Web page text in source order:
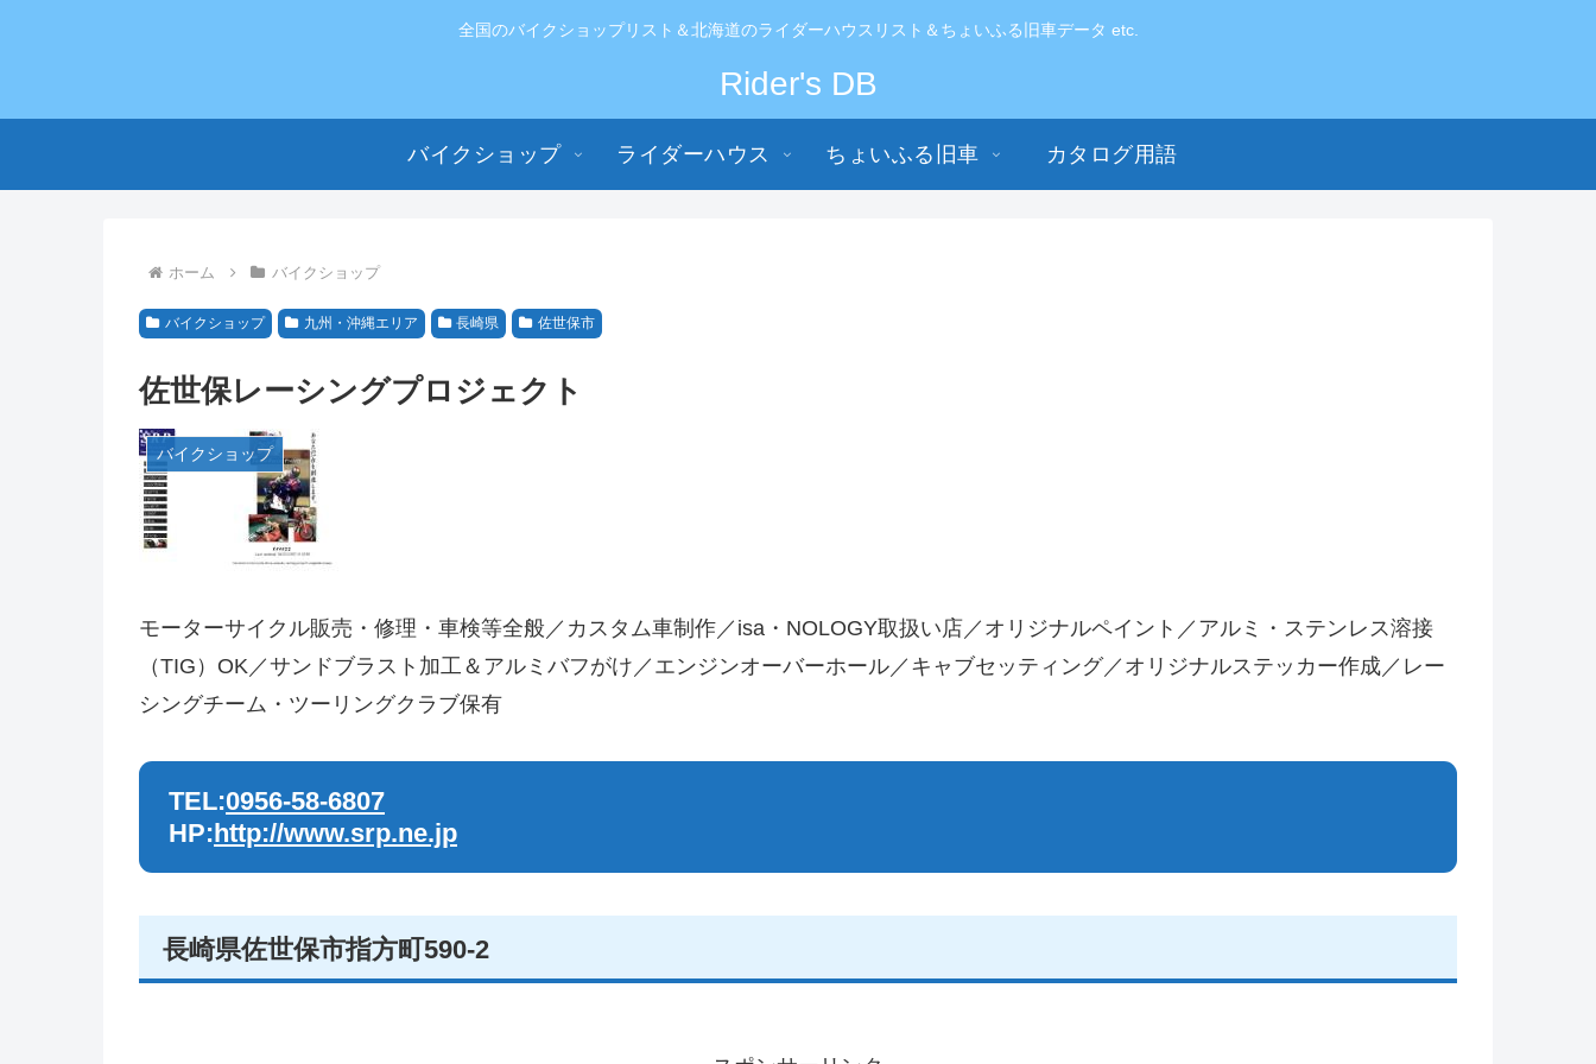
全国のバイクショップリスト＆北海道のライダーハウスリスト＆ちょいふる旧車データ etc.
Rider's DB
バイクショップ ライダーハウス ちょいふる旧車 カタログ用語
ホーム バイクショップ
バイクショップ 九州・沖縄エリア 長崎県 佐世保市
佐世保レーシングプロジェクト
バイクショップ
モーターサイクル販売・修理・車検等全般／カスタム車制作／isa・NOLOGY取扱い店／オリジナルペイント／アルミ・ステンレス溶接
（TIG）OK／サンドブラスト加工＆アルミバフがけ／エンジンオーバーホール／キャブセッティング／オリジナルステッカー作成／レー
シングチーム・ツーリングクラブ保有
TEL:0956-58-6807
HP:http://www.srp.ne.jp
長崎県佐世保市指方町590-2